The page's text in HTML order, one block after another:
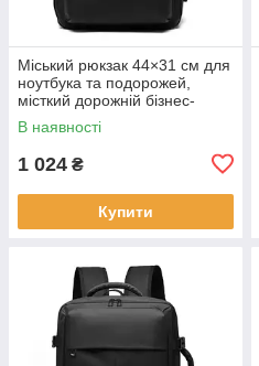
Міський рюкзак 44×31 см для
ноутбука та подорожей,
місткий дорожній бізнес-
рюкзак KAY
В наявності
1 024 ₴
Купити